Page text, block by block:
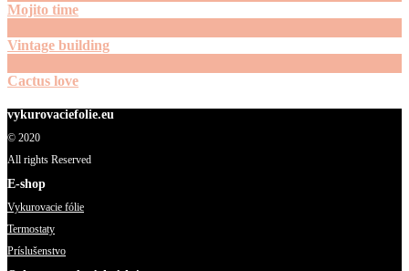
Mojito time
Vintage building
Cactus love
vykurovaciefolie.eu
© 2020
All rights Reserved
E-shop
Vykurovacie fólie
Termostaty
Príslušenstvo